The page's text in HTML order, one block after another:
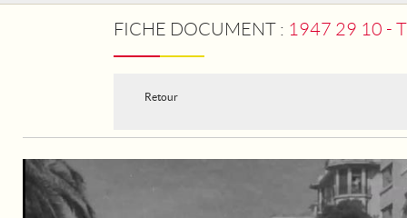
FICHE DOCUMENT : 1947 29 10 -
Retour